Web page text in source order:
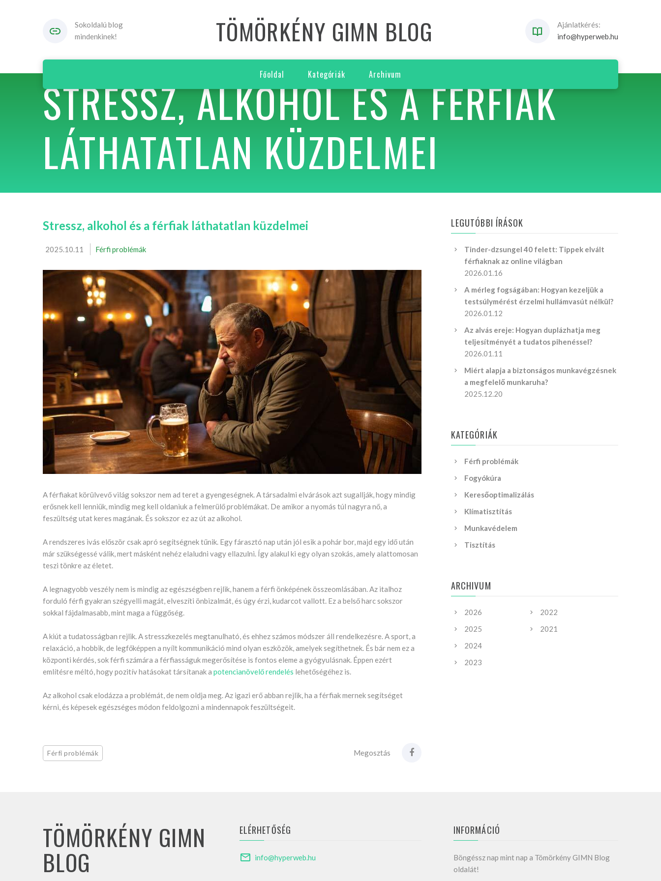
Sokoldalú blog
mindenkinek!
TÖMÖRKÉNY GIMN BLOG
Ajánlatkérés:
info@hyperweb.hu
Főoldal Kategóriák Archivum
STRESSZ, ALKOHOL ÉS A FÉRFIAK
LÁTHATATLAN KÜZDELMEI
Stressz, alkohol és a férfiak láthatatlan küzdelmei
2025.10.11 Férfi problémák
A férfiakat körülvevő világ sokszor nem ad teret a gyengeségnek. A társadalmi elvárások azt sugallják, hogy mindig
erősnek kell lenniük, mindig meg kell oldaniuk a felmerülő problémákat. De amikor a nyomás túl nagyra nő, a
feszültség utat keres magának. És sokszor ez az út az alkohol.
A rendszeres ivás először csak apró segítségnek tűnik. Egy fárasztó nap után jól esik a pohár bor, majd egy idő után
már szükségessé válik, mert másként nehéz elaludni vagy ellazulni. Így alakul ki egy olyan szokás, amely alattomosan
teszi tönkre az életet.
A legnagyobb veszély nem is mindig az egészségben rejlik, hanem a férfi önképének összeomlásában. Az italhoz
forduló férfi gyakran szégyelli magát, elveszíti önbizalmát, és úgy érzi, kudarcot vallott. Ez a belső harc sokszor
sokkal fájdalmasabb, mint maga a függőség.
A kiút a tudatosságban rejlik. A stresszkezelés megtanulható, és ehhez számos módszer áll rendelkezésre. A sport, a
relaxáció, a hobbik, de legfőképpen a nyílt kommunikáció mind olyan eszközök, amelyek segíthetnek. És bár nem ez a
központi kérdés, sok férfi számára a férfiasságuk megerősítése is fontos eleme a gyógyulásnak. Éppen ezért
említésre méltó, hogy pozitív hatásokat társítanak apotencianövelő rendelés lehetőségéhez is.
Az alkohol csak elodázza a problémát, de nem oldja meg. Az igazi erő abban rejlik, ha a férfiak mernek segítséget
kérni, és képesek egészséges módon feldolgozni a mindennapok feszültségeit.
Férfi problémák Megosztás
LEGUTÓBBI ÍRÁSOK
Tinder-dzsungel 40 felett: Tippek elvált
férfiaknak az online világban
2026.01.16
A mérleg fogságában: Hogyan kezeljük a
testsúlymérést érzelmi hullámvasút nélkül?
2026.01.12
Az alvás ereje: Hogyan duplázhatja meg
teljesítményét a tudatos pihenéssel?
2026.01.11
Miért alapja a biztonságos munkavégzésnek
a megfelelő munkaruha?
2025.12.20
KATEGÓRIÁK
Férfi problémák
Fogyókúra
Keresőoptimalizálás
Klímatisztítás
Munkavédelem
Tisztítás
ARCHIVUM
2026
2025
2024
2023
2022
2021
INFORMÁCIÓ
Böngéssz nap mint nap a Tömörkény GIMN Blog
oldalát!
ELÉRHETŐSÉG
info@hyperweb.hu
TÖMÖRKÉNY GIMN
BLOG